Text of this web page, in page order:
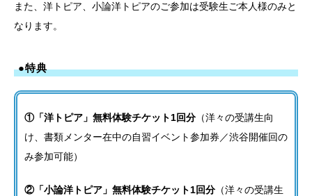
また、洋トピア、小論洋トピアのご参加は受験生ご本人様のみと
なります。
●特典
①「洋トピア」無料体験チケット1回分 （洋々の受講生向
け、書類メンター在中の自習イベント参加券／渋谷開催回の
み参加可能）
②「小論洋トピア」無料体験チケット1回分 （洋々の受講生